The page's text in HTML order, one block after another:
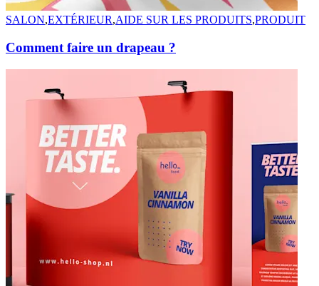
SALON,EXTÉRIEUR,AIDE SUR LES PRODUITS,PRODUIT
Comment faire un drapeau ?